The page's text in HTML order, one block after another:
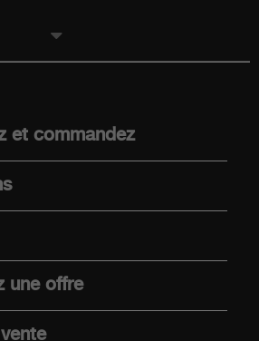
600e
et commandez
une offre